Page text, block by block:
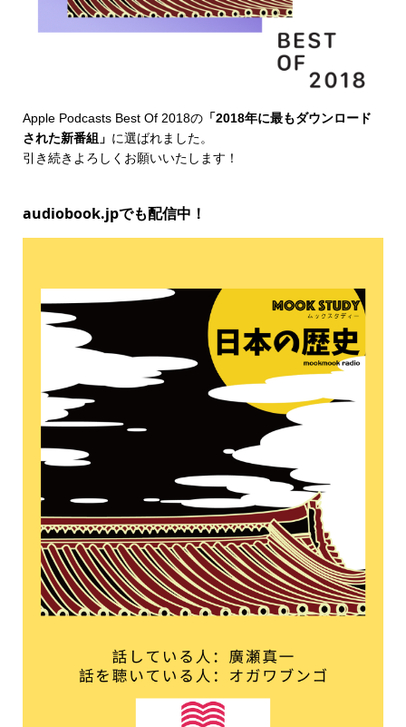
Apple Podcasts Best Of 2018の「2018年に最もダウンロード
された新番組」 に選ばれました。
引き続きよろしくお願いいたします！
audiobook.jpでも配信中！